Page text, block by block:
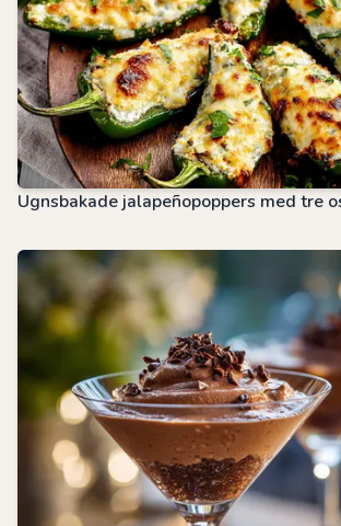
Ugnsbakade jalapeñopoppers med tre